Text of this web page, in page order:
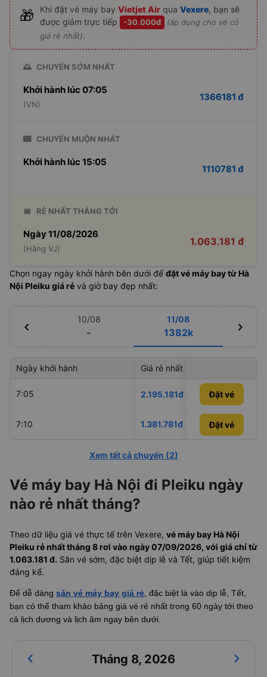
🎁 Khi đặt vé máy bay Vietjet Air qua Vexere, bạn sẽ
được giảm trực tiếp
-30.000đ
(áp dụng cho vé có
giá rẻ nhất).
🌅 CHUYẾN SỚM NHẤT
Khởi hành lúc 07:05
(VN)
1366181 đ
🌃 CHUYẾN MUỘN NHẤT
Khởi hành lúc 15:05
1110781 đ
📅 RẺ NHẤT THÁNG TỚI
Ngày 11/08/2026
(Hãng VJ)
1.063.181 đ
Chọn ngay ngày khởi hành bên dưới để đặt vé máy bay từ Hà
Nội Pleiku giá rẻ và giờ bay đẹp nhất:
chevron_left
10/08
-
11/08
1382k chevron_right
Ngày khởi hành Giá rẻ nhất
7:05 2.195.181đ Đặt vé
7:10 1.381.781đ Đặt vé
Đặt vé
Xem tất cả chuyến (2)
Vé máy bay Hà Nội đi Pleiku ngày
nào rẻ nhất tháng?
Theo dữ liệu giá vé thực tế trên Vexere, vé máy bay Hà Nội
Pleiku rẻ nhất tháng 8 rơi vào ngày 07/09/2026, với giá chỉ từ
1.063.181 đ. Săn vé sớm, đặc biệt dịp lễ và Tết, giúp tiết kiệm
đáng kể.
Để dễ dàng săn vé máy bay giá rẻ , đặc biệt là vào dịp lễ, Tết,
bạn có thể tham khảo bảng giá vé rẻ nhất trong 60 ngày tới theo
cả lịch dương và lịch âm ngay bên dưới.
Tháng 8, 2026